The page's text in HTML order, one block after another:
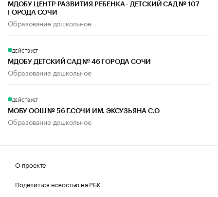
МДОБУ ЦЕНТР РАЗВИТИЯ РЕБЕНКА - ДЕТСКИЙ САД № 107
ГОРОДА СОЧИ
Образование дошкольное
ДЕЙСТВУЕТ
МДОБУ ДЕТСКИЙ САД № 46 ГОРОДА СОЧИ
Образование дошкольное
ДЕЙСТВУЕТ
МОБУ ООШ № 56 Г.СОЧИ ИМ. ЭКСУЗЬЯНА С.О
Образование дошкольное
О проекте
Поделиться новостью на РБК